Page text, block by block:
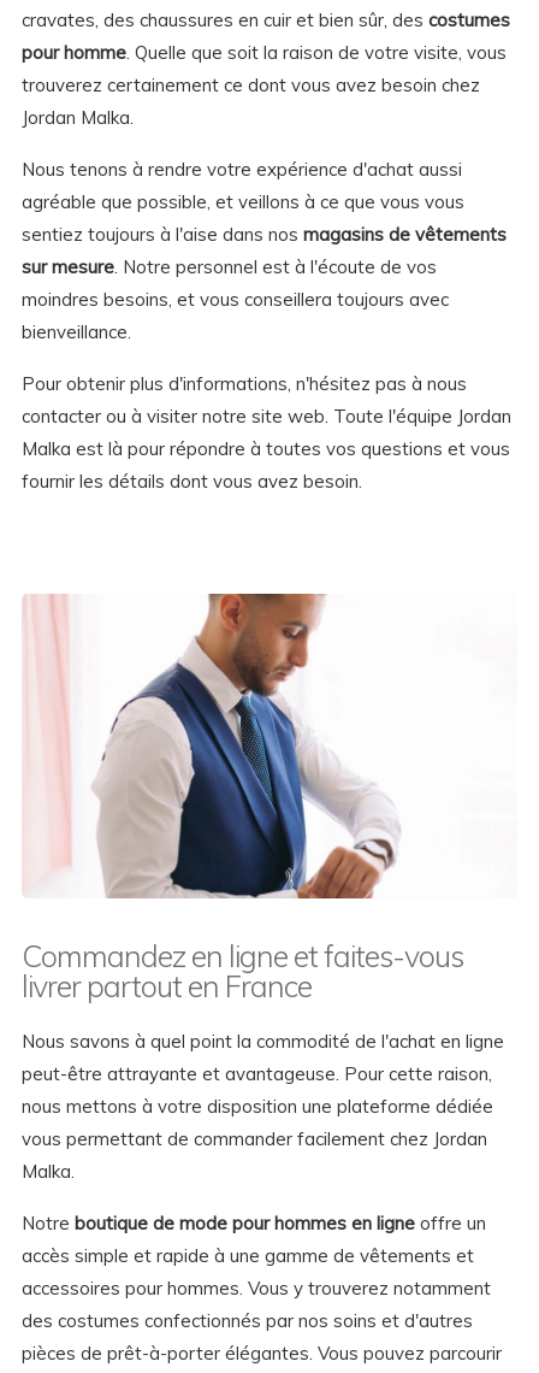
cravates, des chaussures en cuir et bien sûr, des costumes
pour homme . Quelle que soit la raison de votre visite, vous
trouverez certainement ce dont vous avez besoin chez
Jordan Malka.
Nous tenons à rendre votre expérience d'achat aussi
agréable que possible, et veillons à ce que vous vous
sentiez toujours à l'aise dans nos magasins de vêtements
sur mesure . Notre personnel est à l'écoute de vos
moindres besoins, et vous conseillera toujours avec
bienveillance.
Pour obtenir plus d'informations, n'hésitez pas à nous
contacter ou à visiter notre site web. Toute l'équipe Jordan
Malka est là pour répondre à toutes vos questions et vous
fournir les détails dont vous avez besoin.
Commandez en ligne et faites-vous
livrer partout en France
Nous savons à quel point la commodité de l'achat en ligne
peut-être attrayante et avantageuse. Pour cette raison,
nous mettons à votre disposition une plateforme dédiée
vous permettant de commander facilement chez Jordan
Malka.
Notre boutique de mode pour hommes en ligne offre un
accès simple et rapide à une gamme de vêtements et
accessoires pour hommes. Vous y trouverez notamment
des costumes confectionnés par nos soins et d'autres
pièces de prêt-à-porter élégantes. Vous pouvez parcourir